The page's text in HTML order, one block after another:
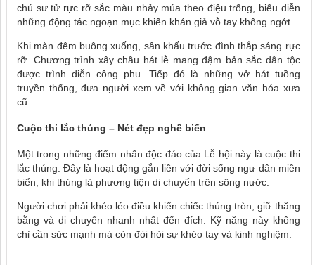
chú sư tử rực rỡ sắc màu nhảy múa theo điệu trống, biểu diễn
những động tác ngoạn mục khiến khán giả vỗ tay không ngớt.
Khi màn đêm buông xuống, sân khấu trước đình thắp sáng rực
rỡ. Chương trình xây chầu hát lễ mang đậm bản sắc dân tộc
được trình diễn công phu. Tiếp đó là những vở hát tuồng
truyền thống, đưa người xem về với không gian văn hóa xưa
cũ.
Cuộc thi lắc thúng – Nét đẹp nghề biển
Một trong những điểm nhấn độc đáo của Lễ hội này là cuộc thi
lắc thúng. Đây là hoạt động gắn liền với đời sống ngư dân miền
biển, khi thúng là phương tiện di chuyển trên sông nước.
Người chơi phải khéo léo điều khiển chiếc thúng tròn, giữ thăng
bằng và di chuyển nhanh nhất đến đích. Kỹ năng này không
chỉ cần sức mạnh mà còn đòi hỏi sự khéo tay và kinh nghiệm.